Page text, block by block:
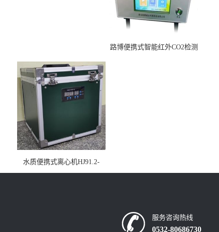
路博便携式智能红外CO2检测
水质便携式离心机HJ91.2-
2022地表水总磷监测内置有
服务咨询热线
0532-80686730